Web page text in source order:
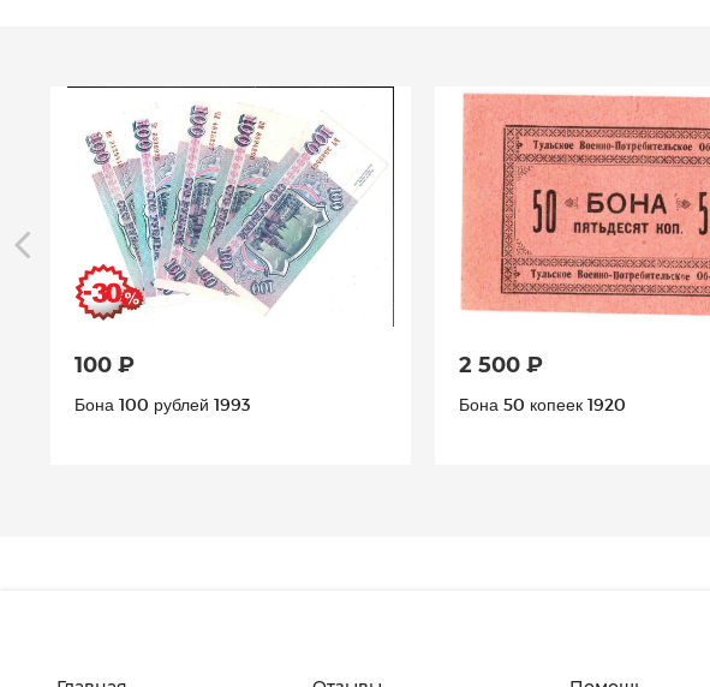
100 ₽
Бона 100 рублей 1993
2 500 ₽
Бона 50 копеек 1920